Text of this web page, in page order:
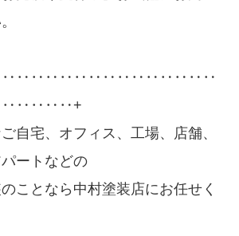
自宅、オフィス、工場、店舗、
ートなどの
ことなら中村塗装店にお任せく